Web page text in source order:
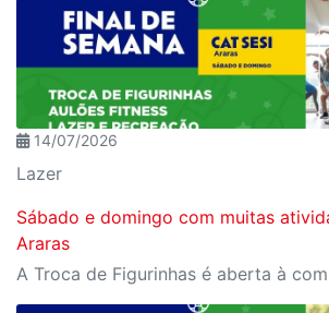
14/07/2026
Lazer
Sábado e domingo com muitas
Araras